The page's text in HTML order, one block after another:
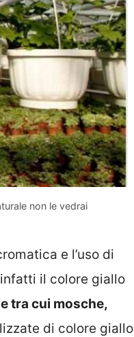
non le vedrai
e l’uso di
il colore giallo
tra cui mosche,
di colore giallo